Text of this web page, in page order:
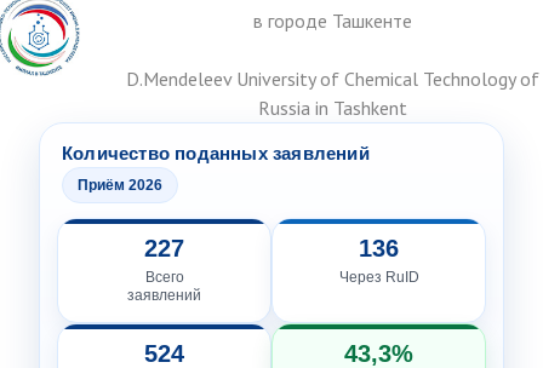
в городе Ташкенте
D.Mendeleev University of Chemical Technology of
Russia in Tashkent
Количество поданных заявлений
Приём 2026
227
Всего
заявлений
136
Через RuID
524 43,3%